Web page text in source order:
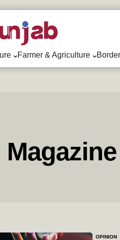
Farmer & Agriculture
Magazine
OPINION